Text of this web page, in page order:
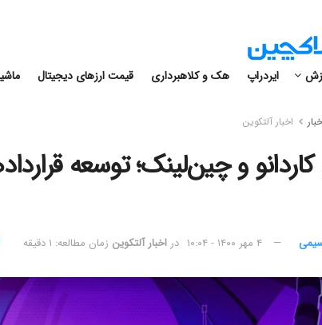
ایردراپ هک و کلاهبرداری قیمت ارزهای دیجیتال
اخبار آلتکوین
و چین‌لینک؛ توسعه
۴ مهر ۱۴۰۰ - ۱۰:۰۴ در اخبار آلتکوین زمان مطالعه: ۱ دقیقه